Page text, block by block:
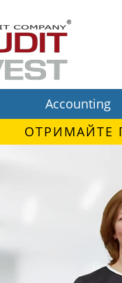
Accounting
ОТРИМАЙТЕ